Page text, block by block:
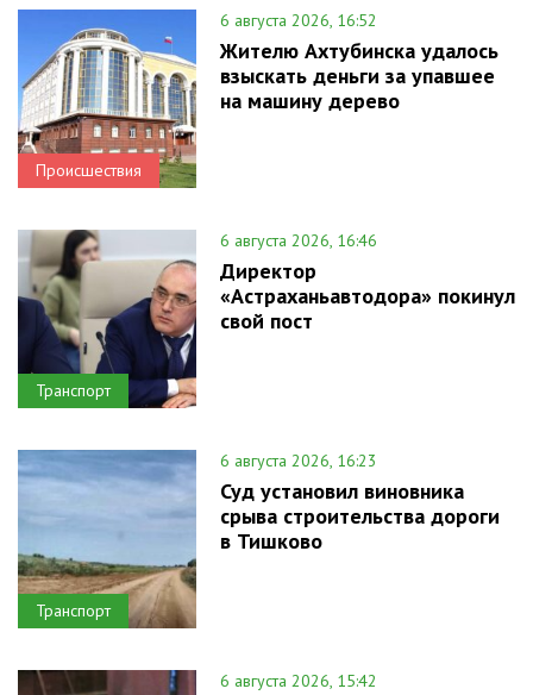
Происшествия
6 августа 2026, 16:52
Жителю Ахтубинска удалось
взыскать деньги за упавшее
на машину дерево
Транспорт
6 августа 2026, 16:46
Директор
«Астраханьавтодора» покинул
свой пост
Транспорт
6 августа 2026, 16:23
Суд установил виновника
срыва строительства дороги
в Тишково
6 августа 2026, 15:42